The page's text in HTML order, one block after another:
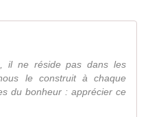
il ne réside pas dans les
le construit à chaque
du bonheur : apprécier ce